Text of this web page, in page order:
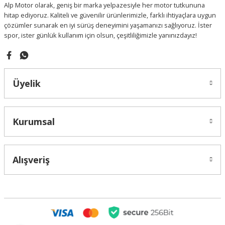
Bu ürüne benzer farklı alternatifler olmalı.
Gönder
Alp Motor olarak, geniş bir marka yelpazesiyle her motor tutkununa
hitap ediyoruz. Kaliteli ve güvenilir ürünlerimizle, farklı ihtiyaçlara uygun
çözümler sunarak en iyi sürüş deneyimini yaşamanızı sağlıyoruz. İster
spor, ister günlük kullanım için olsun, çeşitliliğimizle yanınızdayız!
Üyelik
Kurumsal
Alışveriş